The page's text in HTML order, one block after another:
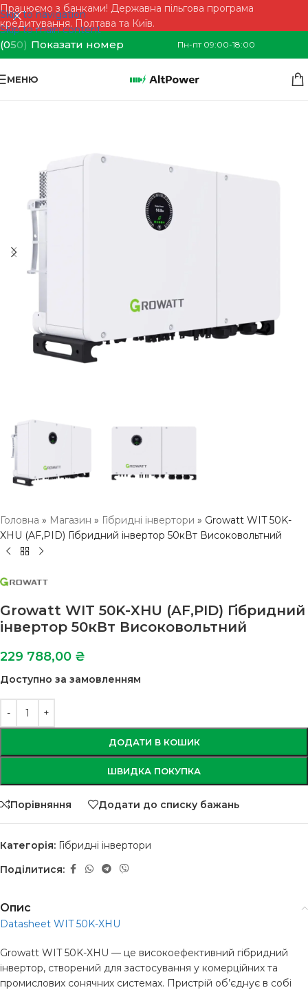
Skip to navigation
Skip to main content
Працюємо з банками! Державна пільгова програма
кредитування. Полтава та Київ.
(050) Показати номер Пн-пт 09:00-18:00
МЕНЮ
Головна » Магазин » Гібридні інвертори » Growatt WIT 50K-
XHU (AF,PID) Гібридний інвертор 50кВт Високовольтний
Growatt WIT 50K-XHU (AF,PID) Гібридний
інвертор 50кВт Високовольтний
229 788,00 ₴
Доступно за замовленням
ДОДАТИ В КОШИК
ШВИДКА ПОКУПКА
Порівняння Додати до списку бажань
Категорія: Гібридні інвертори
Поділитися:
Опис
Datasheet WIT 50K-XHU
Growatt WIT 50K-XHU — це високоефективний гібридний
інвертор, створений для застосування у комерційних та
промислових сонячних системах. Пристрій об’єднує в собі